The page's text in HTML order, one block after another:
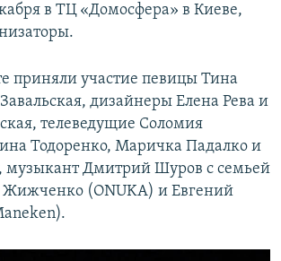
в ТЦ «Домосфера» в Киеве,
приняли участие певицы Тина
дизайнеры Елена Рева и
телеведущие Соломия
Тодоренко, Маричка Падалко и
музыкант Дмитрий Шуров с семьей
Жижченко (ONUKA) и Евгений